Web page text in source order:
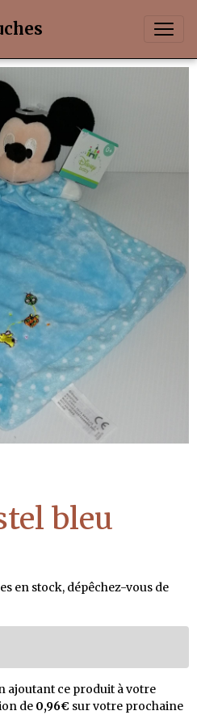
bleu
en stock, dépêchez-vous de
ajoutant ce produit à votre
de 0,96€ sur votre prochaine